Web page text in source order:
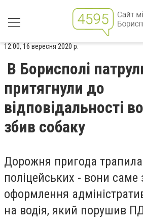
12:00, 16 вересня 2020 р.
В Борисполі
притягнули до
відповідальності
збив собаку
Дорожня пригода
поліцейських - вони саме
оформлення
на водія, який порушив